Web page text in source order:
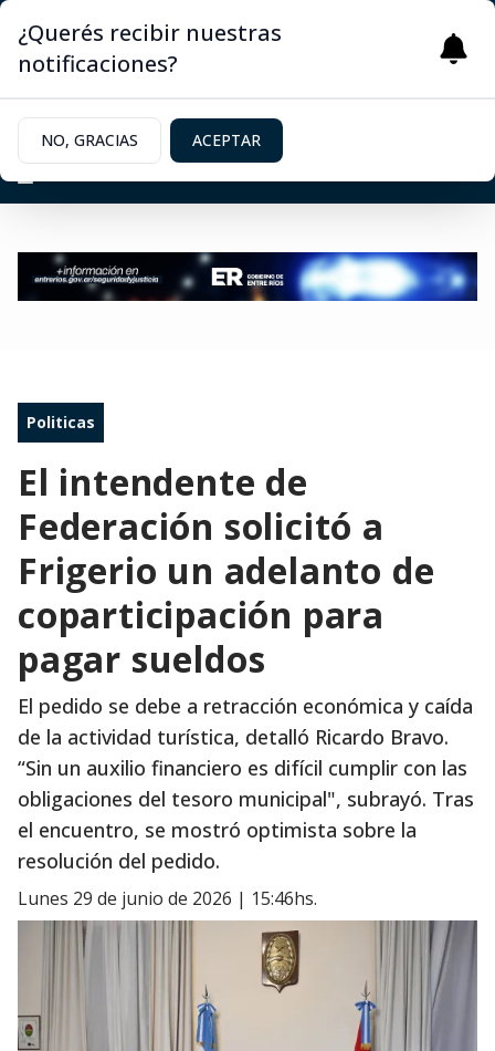
Politicas
El intendente de
Federación solicitó a
Frigerio un adelanto de
coparticipación para
pagar sueldos
El pedido se debe a retracción económica y caída
de la actividad turística, detalló Ricardo Bravo.
“Sin un auxilio financiero es difícil cumplir con las
obligaciones del tesoro municipal", subrayó. Tras
el encuentro, se mostró optimista sobre la
resolución del pedido.
lunes 29 de junio de 2026 | 15:46hs.
¿Querés recibir nuestras
notificaciones?
NO, GRACIAS ACEPTAR